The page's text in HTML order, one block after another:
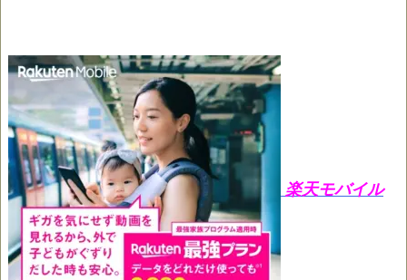
楽天モバイル